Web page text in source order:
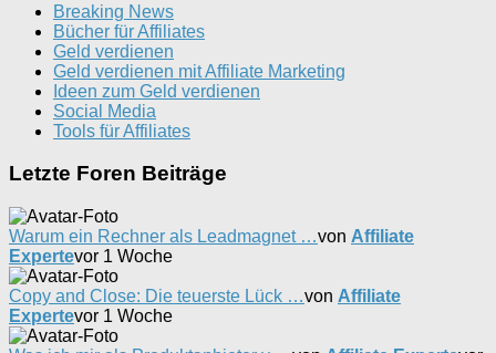
Breaking News
Bücher für Affiliates
Geld verdienen
Geld verdienen mit Affiliate Marketing
Ideen zum Geld verdienen
Social Media
Tools für Affiliates
Letzte Foren Beiträge
Warum ein Rechner als Leadmagnet …von Affiliate
Expertevor 1 Woche
Copy and Close: Die teuerste Lück …von Affiliate
Expertevor 1 Woche